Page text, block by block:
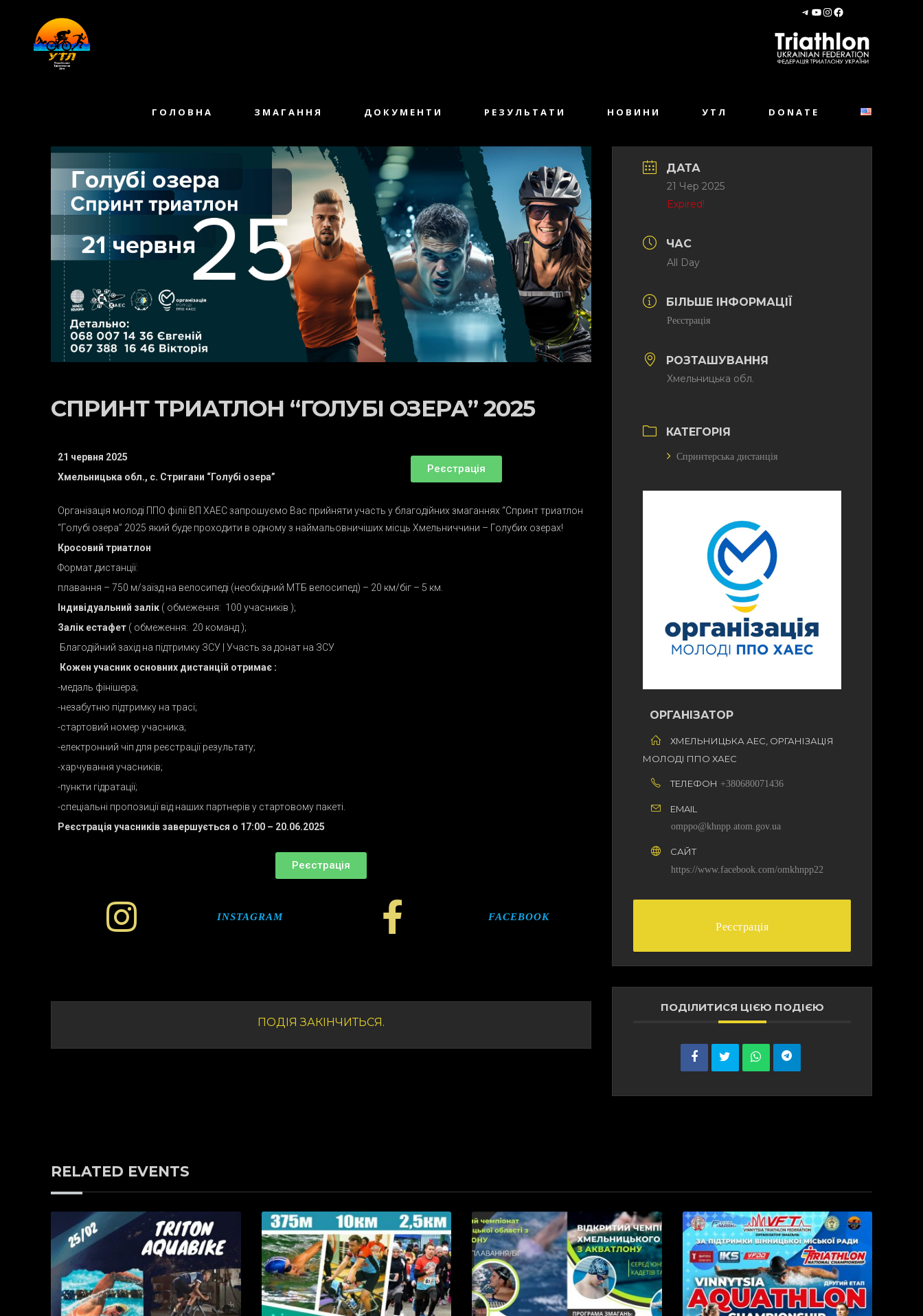
ГОЛОВНА ЗМАГАННЯ ДОКУМЕНТИ РЕЗУЛЬТАТИ НОВИНИ УТЛ DONATE
СПРИНТ ТРИАТЛОН “ГОЛУБІ ОЗЕРА” 2025
21 червня 2025
Хмельницька обл., с. Стригани “Голубі озера”
Реєстрація
Організація молоді ППО філії ВП ХАЕС запрошуємо Вас прийняти участь у благодійних змаганнях “Спринт триатлон
“Голубі озера” 2025 який буде проходити в одному з наймальовничіших місць Хмельниччини – Голубих озерах!
Кросовий триатлон
Формат дистанції:
плавання – 750 м/заїзд на велосипеді (необхідний МТБ велосипед) – 20 км/біг – 5 км.
Індивідуальний залік ( обмеження: 100 учасників );
Залік естафет ( обмеження: 20 команд );
Благодійний захід на підтримку ЗСУ | Участь за донат на ЗСУ
Кожен учасник основних дистанцій отримає :
-медаль фінішера;
-незабутню підтримку на трасі;
-стартовий номер учасника;
-електронний чіп для реєстрації результату;
-харчування учасників;
-пункти гідратації;
-спеціальні пропозиції від наших партнерів у стартовому пакеті.
Реєстрація учасників завершується о 17:00 – 20.06.2025
Реєстрація
INSTAGRAM FACEBOOK
ПОДІЯ ЗАКІНЧИТЬСЯ.
ДАТА
21 Чер 2025
Expired!
ЧАС
All Day
БІЛЬШЕ ІНФОРМАЦІЇ
Реєстрація
РОЗТАШУВАННЯ
Хмельницька обл.
КАТЕГОРІЯ
Спринтерська дистанція
ОРГАНІЗАТОР
ХМЕЛЬНИЦЬКА АЕС, ОРГАНІЗАЦІЯ
МОЛОДІ ППО ХАЕС
ТЕЛЕФОН +380680071436
EMAIL
omppo@khnpp.atom.gov.ua
САЙТ
https://www.facebook.com/omkhnpp22
Реєстрація
ПОДІЛИТИСЯ ЦІЄЮ ПОДІЄЮ
RELATED EVENTS